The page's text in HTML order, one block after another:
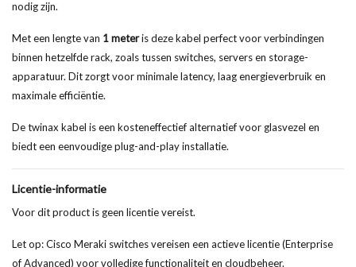
nodig zijn.
Met een lengte van 1 meteris deze kabel perfect voor verbindingen
binnen hetzelfde rack, zoals tussen switches, servers en storage-
apparatuur. Dit zorgt voor minimale latency, laag energieverbruik en
maximale efficiëntie.
De twinax kabel is een kosteneffectief alternatief voor glasvezel en
biedt een eenvoudige plug-and-play installatie.
Licentie-informatie
Voor dit product is geen licentie vereist.
Let op: Cisco Meraki switches vereisen een actieve licentie (Enterprise
of Advanced) voor volledige functionaliteit en cloudbeheer.